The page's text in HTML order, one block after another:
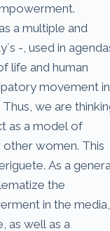
a multiple and
-, used in
life and human
movement in
we are
as a model of
women. This
As a
the
in the media,
as well as a